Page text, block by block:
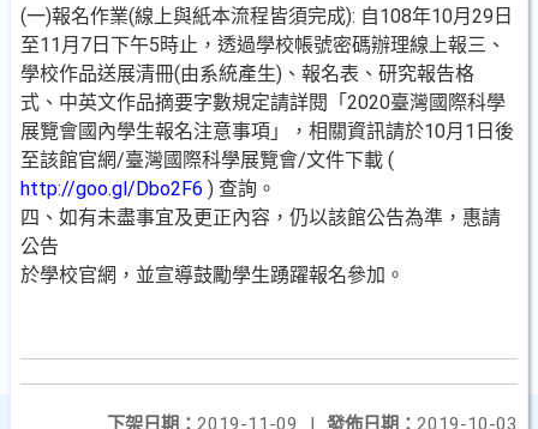
(一)報名作業(線上與紙本流程皆須完成): 自108年10月29日
至11月7日下午5時止，透過學校帳號密碼辦理線上報三、
學校作品送展清冊(由系統產生)、報名表、研究報告格
式、中英文作品摘要字數規定請詳閱「2020臺灣國際科學
展覽會國內學生報名注意事項」，相關資訊請於10月1日後
至該館官網/臺灣國際科學展覽會/文件下載 (
http://goo.gl/Dbo2F6 ) 查詢。
四、如有未盡事宜及更正內容，仍以該館公告為準，惠請
公告
於學校官網，並宣導鼓勵學生踴躍報名參加。
發佈日期： 2019-10-03
下架日期： 2019-11-09
|